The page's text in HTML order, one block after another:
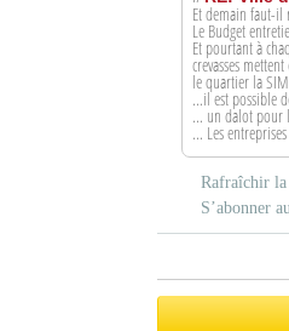
Mot de passe oublié ?
Et demain faut-il
Le Budget
Et pourtant à
crevasses
le quartier la
...il est possible
... un dalot pour
... Les
Rafraîchir la
S’abonner